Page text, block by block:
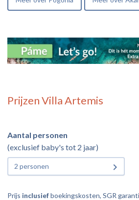
Prijzen Villa Artemis
Aantal personen
(exclusief baby's tot 2 jaar)
2 personen
Prijs inclusiefboekingskosten, SGR